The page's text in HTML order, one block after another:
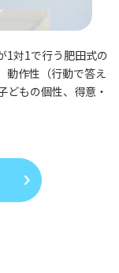
1対1で行う肥田式の
動作性（行動で答え
どもの個性、得意・